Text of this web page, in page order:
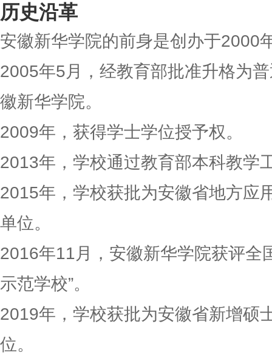
历史沿革
安徽新华学院的前身是创办于2000
2005年5月，经教育部批准升格为
徽新华学院。
2009年，获得学士学位授予权。
2013年，学校通过教育部本科教学
2015年，学校获批为安徽省地方应
单位。
2016年11月，安徽新华学院获评全
示范学校”。
2019年，学校获批为安徽省新增硕
位。